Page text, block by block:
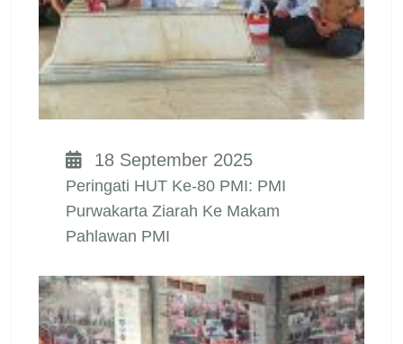
18 September 2025
Peringati HUT Ke-80 PMI: PMI
Purwakarta Ziarah Ke Makam
Pahlawan PMI